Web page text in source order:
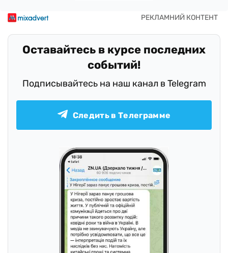
Оставайтесь в курсе последних
событий!
Подписывайтесь на наш канал в Telegram
Следить в Телеграмме